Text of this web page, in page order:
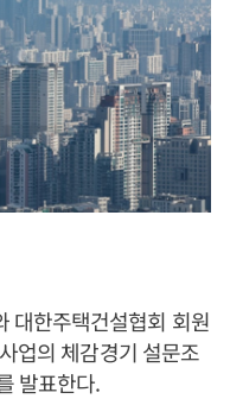
대한주택건설협회 회원
업의 체감경기 설문조
발표한다.